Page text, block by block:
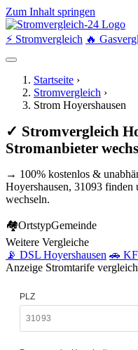
Zum Inhalt springen
⚡ Stromvergleich 🔥
Startseite ›
Stromvergleich ›
Strom Hoyershausen
✓ Stromvergleich
Stromanbieter
→ 100% kostenlos &
Hoyershausen, 31093
wechseln.
🏘OrtstypGemeinde
Weitere Vergleiche
📡 DSL Hoyershausen 🚗
Anzeige Stromtarife